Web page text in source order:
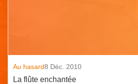
Au hasard8 Déc. 2010
La flûte enchantée